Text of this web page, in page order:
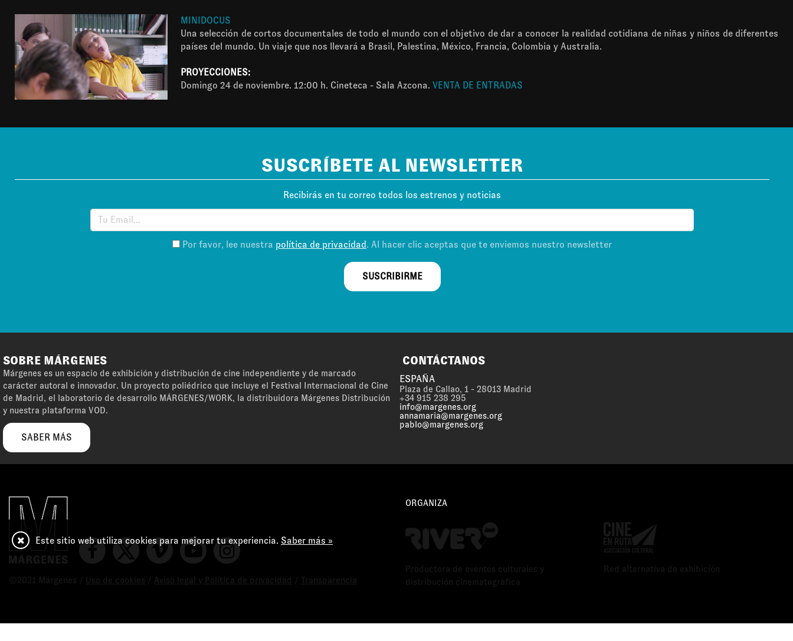
MINIDOCUS
Una selección de cortos documentales de todo el mundo con el objetivo de dar a conocer la realidad cotidiana de niñas y niños de diferentes
países del mundo. Un viaje que nos llevará a Brasil, Palestina, México, Francia, Colombia y Australia.
PROYECCIONES:
Domingo 24 de noviembre. 12:00 h. Cineteca - Sala Azcona. VENTA DE ENTRADAS
SUSCRÍBETE AL NEWSLETTER
Recibirás en tu correo todos los estrenos y noticias
Por favor, lee nuestra política de privacidad. Al hacer clic aceptas que te enviemos nuestro newsletter
SUSCRIBIRME
SOBRE MÁRGENES
Márgenes es un espacio de exhibición y distribución de cine independiente y de marcado
carácter autoral e innovador. Un proyecto poliédrico que incluye el Festival Internacional de Cine
de Madrid, el laboratorio de desarrollo MÁRGENES/WORK, la distribuidora Márgenes Distribución
y nuestra plataforma VOD.
SABER MÁS
CONTÁCTANOS
ESPAÑA
Plaza de Callao, 1 - 28013 Madrid
+34 915 238 295
info@margenes.org
annamaria@margenes.org
pablo@margenes.org
©2021 Márgenes / Uso de cookies Aviso legal y Política de privacidad Transparencia
ORGANIZA
Productora de eventos culturales y
distribución cinematográfica
Red alternativa de exhibición
Este sitio web utiliza cookies para mejorar tu experiencia. Saber más »